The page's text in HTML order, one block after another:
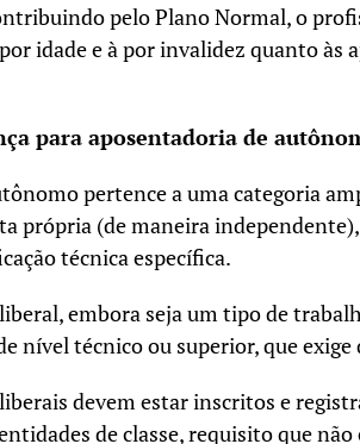
pelo Plano Normal, o
idade e à por invalidez quanto às
para aposentadoria de
pertence a uma categoria
própria (de maneira
técnica específica.
embora seja um tipo de
nível técnico ou superior, que exige
devem estar inscritos e
de classe, requisito que